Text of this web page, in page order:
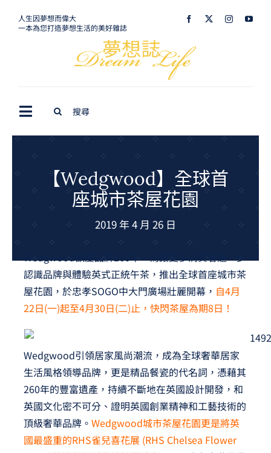
人生因夢想而偉大
一本為您打造夢想生活的美好雜誌
Toggle
Navigation
生活美學
夢想TV
GCU大賽
夢想購物
【Wedgwood】全球首
座城市茶屋花園
2019 年 4 月 26 日
Wedgwood歡慶品牌260年，為讓更多消費者進一步
認識品牌與體驗英式正統午茶，推出全球首座城市茶
屋花園，於忠孝SOGO中大門廣場壯麗開幕， 自4月
22日(一)起至4月30日(二)止，快閃茶屋為期8日！
Wedgwood引領居家風尚潮流，成為全球奢華居家
生活風格領導品牌，更是精品餐瓷的代名詞，憑藉其
260年的豐富遺產，持續不斷地在英國設計開發，和
英國文化密不可分、證明英國創業精神和工藝技術的
頂級奢華品牌。 Wedgwood城市茶屋花園更是將英
國最盛重的RHS雀兒喜花展 (RHS Chelsea Flower